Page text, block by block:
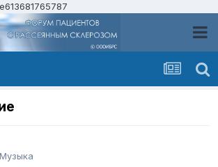
Музыка